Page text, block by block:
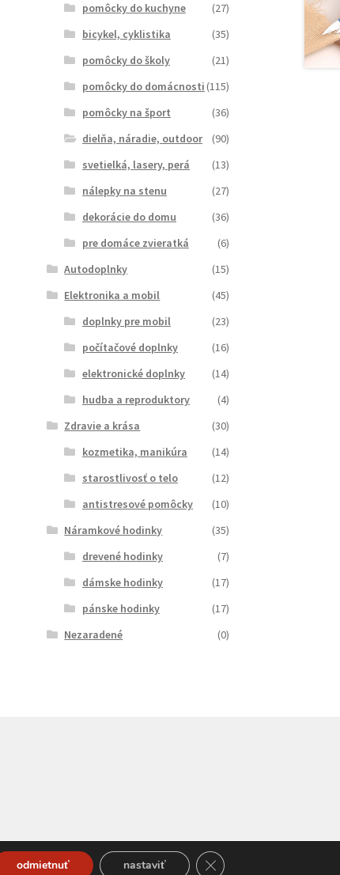
pomôcky do kuchyne
(27)
bicykel, cyklistika
(35)
pomôcky do školy
(21)
pomôcky do domácnosti (115)
pomôcky na šport
(36)
dielňa, náradie, outdoor
(90)
svetielká, lasery, perá
(13)
nálepky na stenu
(27)
dekorácie do domu
(36)
pre domáce zvieratká
(6)
Autodoplnky
(15)
Elektronika a mobil
(45)
doplnky pre mobil
(23)
počítačové doplnky
(16)
elektronické doplnky
(14)
hudba a reproduktory
(4)
Zdravie a krása
(30)
kozmetika, manikúra
(14)
starostlivosť o telo
(12)
antistresové pomôcky
(10)
Náramkové hodinky
(35)
drevené hodinky
(7)
dámske hodinky
(17)
pánske hodinky
(17)
Nezaradené
(0)
odmietnuť nastaviť Close GDPR Cookie